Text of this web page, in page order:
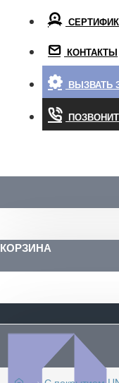
КОНТАКТЫ
ВЫЗВАТЬ
КОРЗИНА